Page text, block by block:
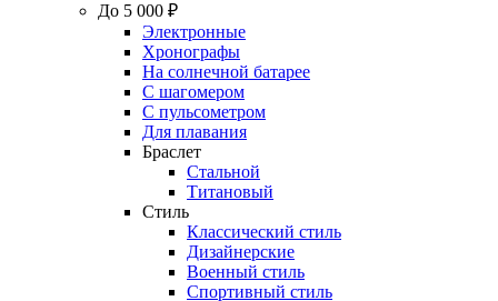
До 5 000 ₽
Электронные
Хронографы
На солнечной батарее
С шагомером
С пульсометром
Для плавания
Браслет
Стальной
Титановый
Стиль
Классический стиль
Дизайнерские
Военный стиль
Спортивный стиль